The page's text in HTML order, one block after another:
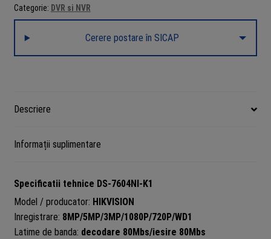
Categorie: DVR si NVR
Cerere postare în SICAP
Descriere
Informații suplimentare
Specificatii tehnice DS-7604NI-K1
Model / producator: HIKVISION
Inregistrare: 8MP/5MP/3MP/1080P/720P/WD1
Latime de banda: decodare 80Mbs/iesire 80Mbs